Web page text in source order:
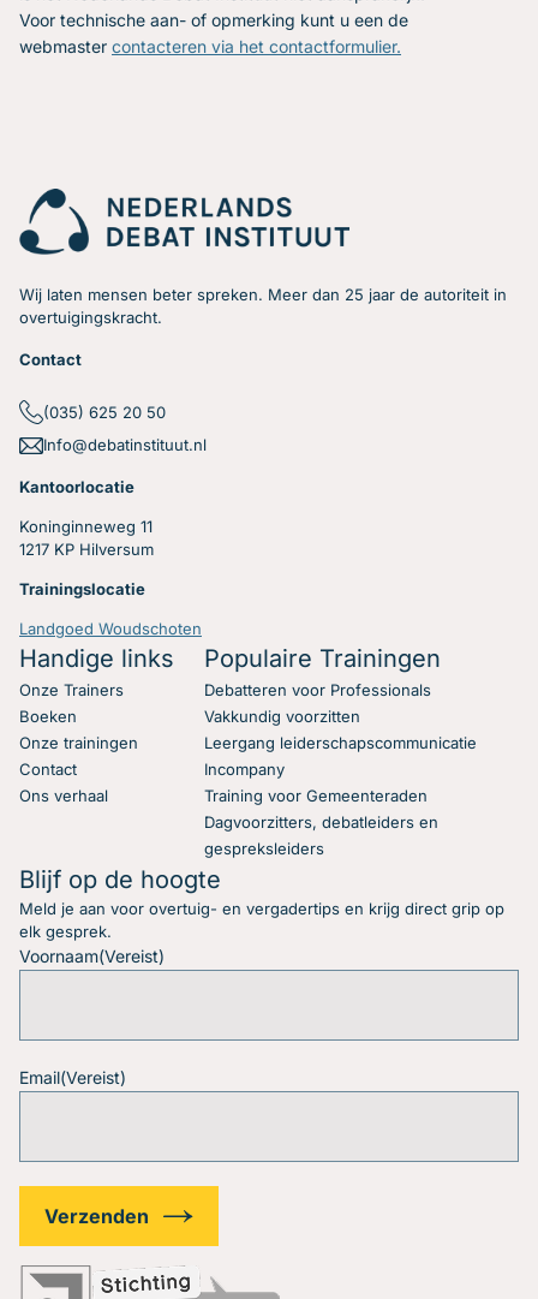
Voor technische aan- of opmerking kunt u een de
webmaster contacteren via het contactformulier.
Wij laten mensen beter spreken. Meer dan 25 jaar de autoriteit in
overtuigingskracht.
Contact
(035) 625 20 50
Info@debatinstituut.nl
Kantoorlocatie
Koninginneweg 11
1217 KP Hilversum
Trainingslocatie
Landgoed Woudschoten
Handige links
Onze Trainers
Boeken
Onze trainingen
Contact
Ons verhaal
Populaire Trainingen
Debatteren voor Professionals
Vakkundig voorzitten
Leergang leiderschapscommunicatie
Incompany
Training voor Gemeenteraden
Dagvoorzitters, debatleiders en
gespreksleiders
Blijf op de hoogte
Meld je aan voor overtuig- en vergadertips en krijg direct grip op
elk gesprek.
Voornaam(Vereist)
Email(Vereist)